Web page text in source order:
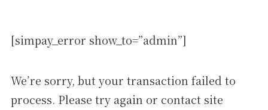
[simpay_error show_to=”admin”]
We’re sorry, but your transaction failed to
process. Please try again or contact site